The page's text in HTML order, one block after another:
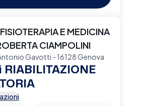
E MEDICINA
CIAMPOLINI
Gavotti - 16128 Genova